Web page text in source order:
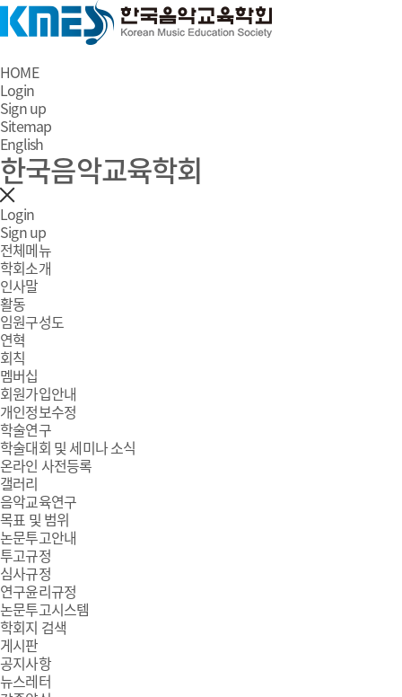
HOME
Login
Sign up
Sitemap
English
한국음악교육학회
Login
Sign up
전체메뉴
학회소개
인사말
활동
임원구성도
연혁
회칙
멤버십
회원가입안내
개인정보수정
학술연구
학술대회 및 세미나 소식
온라인 사전등록
갤러리
음악교육연구
목표 및 범위
논문투고안내
투고규정
심사규정
연구윤리규정
논문투고시스템
학회지 검색
게시판
공지사항
뉴스레터